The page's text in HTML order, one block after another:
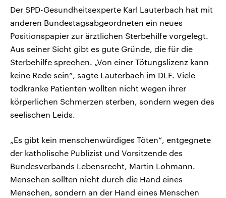
Der SPD-Gesundheitsexperte Karl Lauterbach hat mit
anderen Bundestagsabgeordneten ein neues
Positionspapier zur ärztlichen Sterbehilfe vorgelegt.
Aus seiner Sicht gibt es gute Gründe, die für die
Sterbehilfe sprechen. „Von einer Tötungslizenz kann
keine Rede sein“, sagte Lauterbach im DLF. Viele
todkranke Patienten wollten nicht wegen ihrer
körperlichen Schmerzen sterben, sondern wegen des
seelischen Leids.
„Es gibt kein menschenwürdiges Töten“, entgegnete
der katholische Publizist und Vorsitzende des
Bundesverbands Lebensrecht, Martin Lohmann.
Menschen sollten nicht durch die Hand eines
Menschen, sondern an der Hand eines Menschen